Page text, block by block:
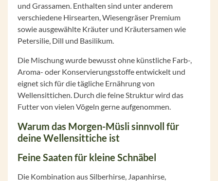
und Grassamen. Enthalten sind unter anderem
verschiedene Hirsearten, Wiesengräser Premium
sowie ausgewählte Kräuter und Kräutersamen wie
Petersilie, Dill und Basilikum.
Die Mischung wurde bewusst ohne künstliche Farb-,
Aroma- oder Konservierungsstoffe entwickelt und
eignet sich für die tägliche Ernährung von
Wellensittichen. Durch die feine Struktur wird das
Futter von vielen Vögeln gerne aufgenommen.
Warum das Morgen-Müsli sinnvoll für
deine Wellensittiche ist
Feine Saaten für kleine Schnäbel
Die Kombination aus Silberhirse, Japanhirse,